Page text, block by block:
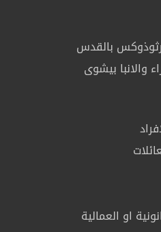
بالقدس
والانبا بيشوى
او العمالية